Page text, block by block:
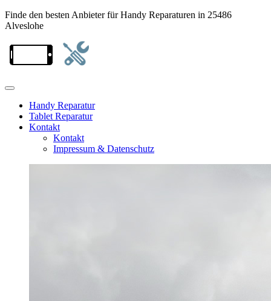
Finde den besten Anbieter für Handy Reparaturen in 25486
Alveslohe
Handy Reparatur
Tablet Reparatur
Kontakt
Kontakt
Impressum & Datenschutz